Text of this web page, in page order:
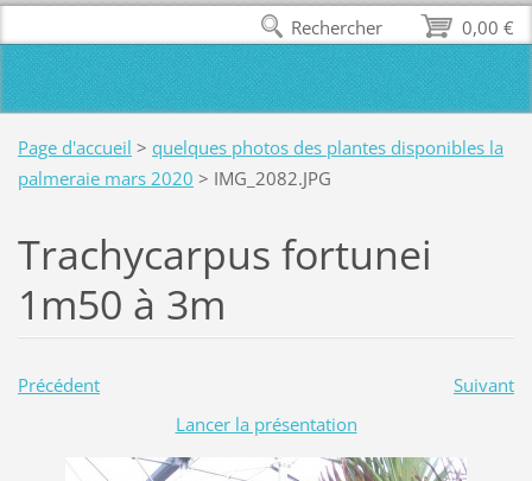
Page d'accueil > quelques photos des plantes disponibles la
palmeraie mars 2020 > IMG_2082.JPG
Trachycarpus fortunei
1m50 à 3m
Précédent
Suivant
Lancer la présentation
0,00 €
Rechercher